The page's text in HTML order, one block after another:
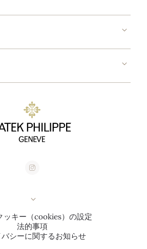
ッキー（cookies）の設定
法的事項
シーに関するお知らせ